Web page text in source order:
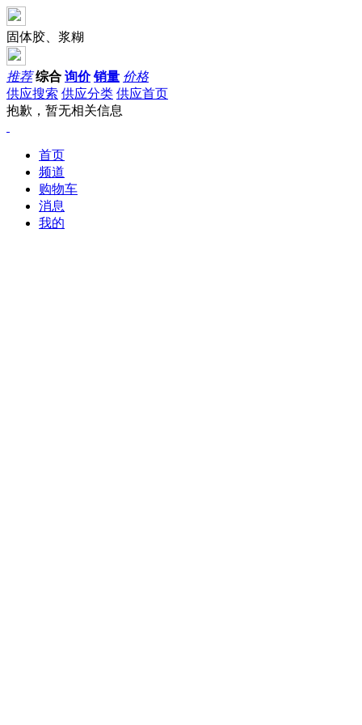
固体胶、浆糊
推荐 综合 询价 销量 价格
供应搜索 供应分类 供应首页
抱歉，暂无相关信息
首页
频道
购物车
消息
我的